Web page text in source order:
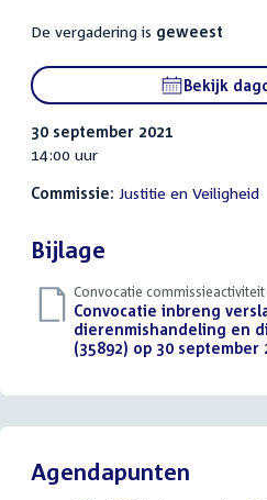
De vergadering is geweest
Bekijk
30 september 2021
14:00 uur
Commissie: Justitie en Veiligheid
Bijlage
Convocatie commissieactiviteit
Download
bestand:
Convocatie inbreng
dierenmishandeling en
(35892) op 30 september
Agendapunten